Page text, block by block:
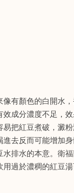
像有顏色的白開水
效成分濃度不足，
易把紅豆煮破，澱
進去反而可能增加
水排水的本意。衛
用過於濃稠的紅豆